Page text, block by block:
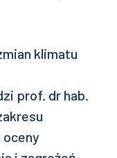
klimatu
prof. dr hab.